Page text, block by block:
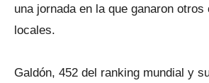
una jornada en la que ganaron
locales.
Galdón, 452 del ranking mundial y